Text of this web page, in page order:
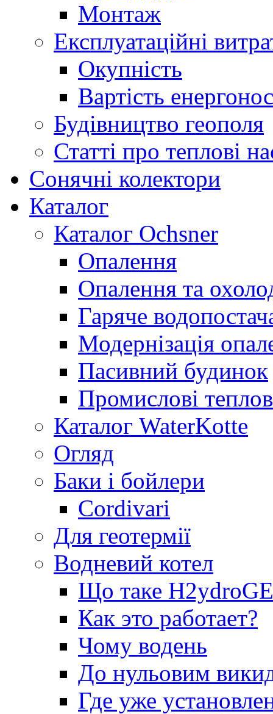
Монтаж
Експлуатаційні
Окупність
Вартість
Будівництво геополя
Статті про теплові
Сонячні колектори
Каталог
Каталог Ochsner
Опалення
Опалення та
Гаряче
Модернізація
Пасивний будинок
Промислові
Каталог WaterKotte
Огляд
Баки і бойлери
Cordivari
Для геотермії
Водневий котел
Що таке
Как это работает?
Чому водень
До нульовим
Где уже